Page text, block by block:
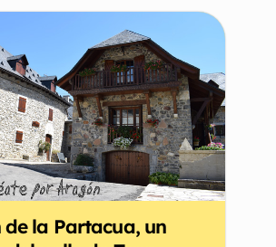
de la Partacua, un